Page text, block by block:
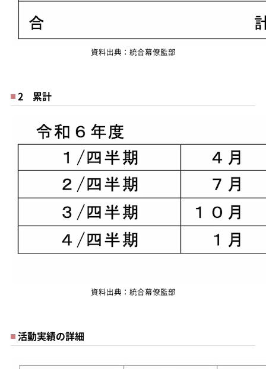
資料出典：統合幕僚監部
2 累計
資料出典：統合幕僚監部
活動実績の詳細